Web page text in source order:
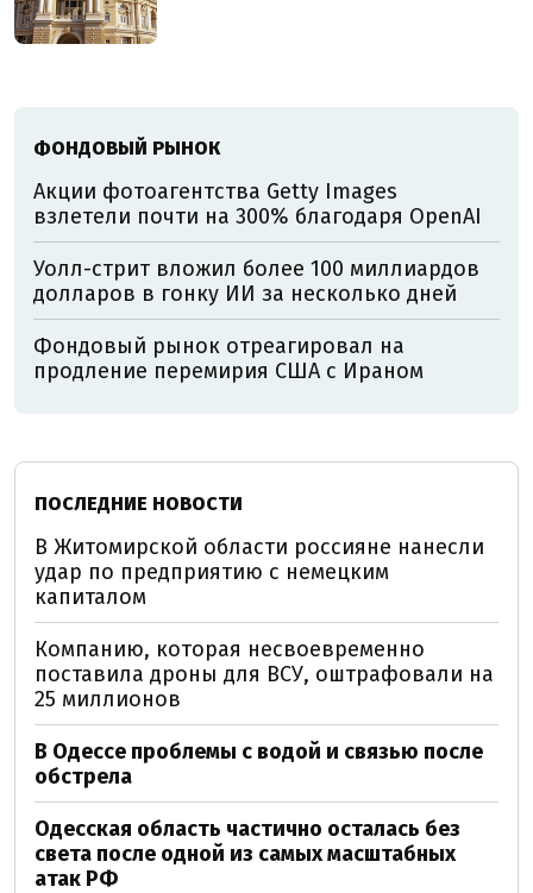
ФОНДОВЫЙ РЫНОК
Акции фотоагентства Getty Images
взлетели почти на 300% благодаря OpenAI
Уолл-стрит вложил более 100 миллиардов
долларов в гонку ИИ за несколько дней
Фондовый рынок отреагировал на
продление перемирия США с Ираном
ПОСЛЕДНИЕ НОВОСТИ
В Житомирской области россияне нанесли
удар по предприятию с немецким
капиталом
Компанию, которая несвоевременно
поставила дроны для ВСУ, оштрафовали на
25 миллионов
В Одессе проблемы с водой и связью после
обстрела
Одесская область частично осталась без
света после одной из самых масштабных
атак РФ